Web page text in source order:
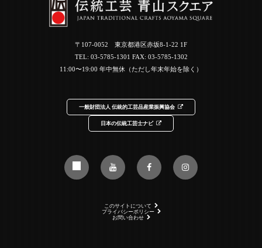
〒107-0052 東京都港区赤坂8-1-22 1F
TEL: 03-5785-1301 FAX: 03-5785-1302
11:00〜19:00 年中無休（ただし年末年始を除く）
一般財団法人 伝統的工芸品産業振興協会
日本の伝統工芸士ナビ
このサイトについて
プライバシーポリシー
お問い合わせ